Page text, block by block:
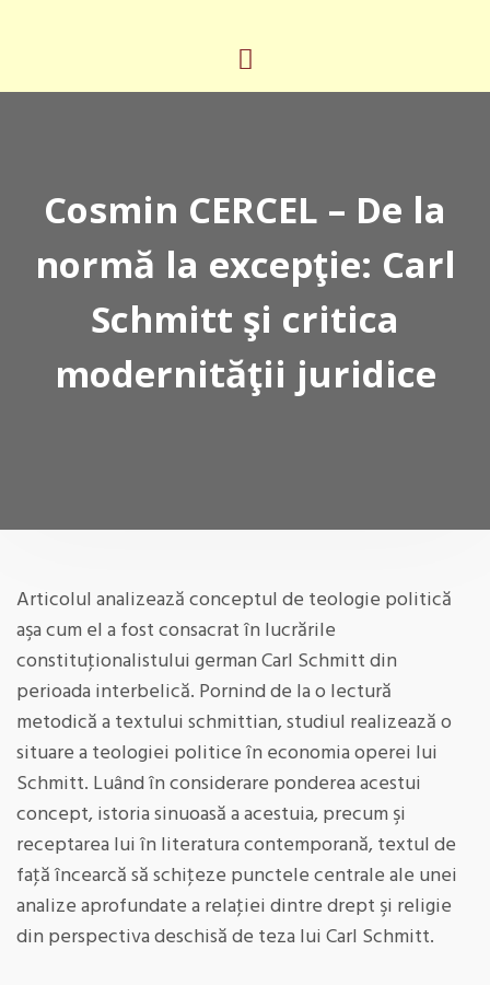
Cosmin CERCEL – De la
normă la excepţie: Carl
Schmitt şi critica
modernităţii juridice
Articolul analizează conceptul de teologie politică
aşa cum el a fost consacrat în lucrările
constituţionalistului german Carl Schmitt din
perioada interbelică. Pornind de la o lectură
metodică a textului schmittian, studiul realizează o
situare a teologiei politice în economia operei lui
Schmitt. Luând în considerare ponderea acestui
concept, istoria sinuoasă a acestuia, precum şi
receptarea lui în literatura contemporană, textul de
faţă încearcă să schiţeze punctele centrale ale unei
analize aprofundate a relaţiei dintre drept şi religie
din perspectiva deschisă de teza lui Carl Schmitt.